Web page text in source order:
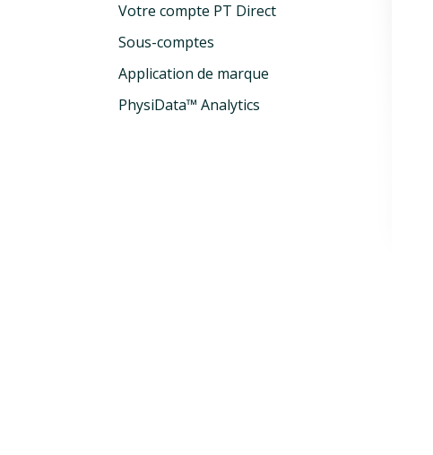
Votre compte PT Direct
Sous-comptes
Application de marque
PhysiData™ Analytics